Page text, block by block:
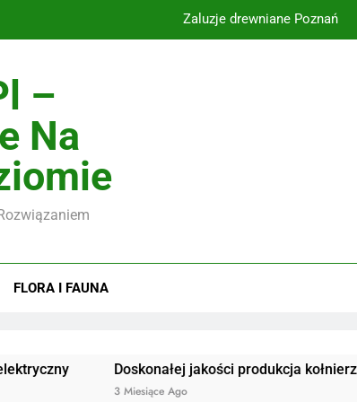
Żaluzje drewniane Poznań
–
Na
FLORA I FAUNA
Doskonałej jakości produkcja kołnierzy do rur
3 Miesiące Ago